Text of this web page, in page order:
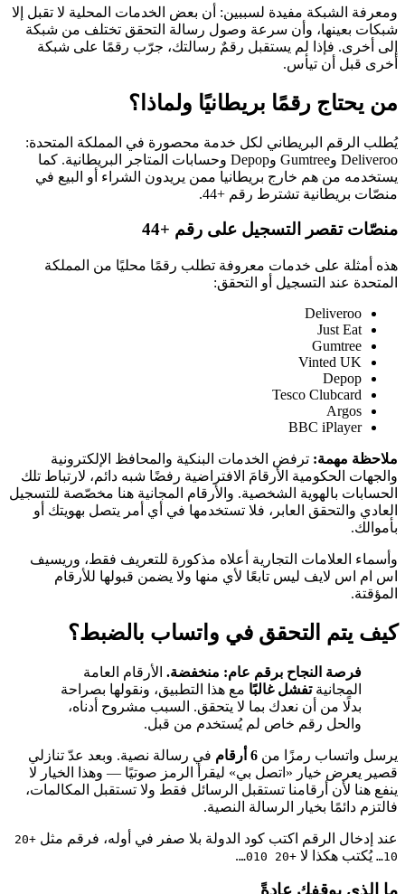
ومعرفة الشبكة مفيدة لسببين: أن بعض الخدمات المحلية لا تقبل إلا
شبكات بعينها، وأن سرعة وصول رسالة التحقق تختلف من شبكة
إلى أخرى. فإذا لم يستقبل رقمٌ رسالتك، جرّب رقمًا على شبكة
أخرى قبل أن تيأس.
من يحتاج رقمًا بريطانيًا ولماذا؟
يُطلب الرقم البريطاني لكل خدمة محصورة في المملكة المتحدة:
Deliveroo وGumtree وDepop وحسابات المتاجر البريطانية. كما
يستخدمه من هم خارج بريطانيا ممن يريدون الشراء أو البيع في
منصّات بريطانية تشترط رقم +44.
منصّات تقصر التسجيل على رقم +44
هذه أمثلة على خدمات معروفة تطلب رقمًا محليًا من المملكة
المتحدة عند التسجيل أو التحقق:
Deliveroo
Just Eat
Gumtree
Vinted UK
Depop
Tesco Clubcard
Argos
BBC iPlayer
ملاحظة مهمة: ترفض الخدمات البنكية والمحافظ الإلكترونية
والجهات الحكومية الأرقامَ الافتراضية رفضًا شبه دائم، لارتباط تلك
الحسابات بالهوية الشخصية. والأرقام المجانية هنا مخصّصة للتسجيل
العادي والتحقق العابر، فلا تستخدمها في أي أمر يتصل بهويتك أو
بأموالك.
وأسماء العلامات التجارية أعلاه مذكورة للتعريف فقط، وريسيف
اس ام اس لايف ليس تابعًا لأي منها ولا يضمن قبولها للأرقام
المؤقتة.
كيف يتم التحقق في واتساب بالضبط؟
فرصة النجاح برقم عام: منخفضة. الأرقام العامة
المجانيةتفشل غالبًا مع هذا التطبيق، ونقولها بصراحة
بدلًا من أن نعدك بما لا يتحقق. السبب مشروح أدناه،
والحل رقم خاص لم يُستخدم من قبل.
يرسل واتساب رمزًا من 6 أرقام
في رسالة نصية. وبعد عدّ تنازلي
قصير يعرض خيار «اتصل بي» ليقرأ الرمز صوتيًا — وهذا الخيار لا
ينفع هنا لأن أرقامنا تستقبل الرسائل فقط ولا تستقبل المكالمات،
فالتزم دائمًا بخيار الرسالة النصية.
عند إدخال الرقم اكتب كود الدولة بلا صفر في أوله، فرقم مثل
+20
10…
يُكتب هكذا لا +20 010…
.
ما الذي يوقفك عادةً